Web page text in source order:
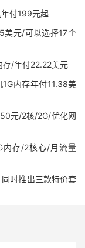
付199元起
美元/可以选择17个
存/年付22.22美元
内存年付11.38美
元/2核/2G/优化网
内存/2核心/月流量
时推出三款特价套